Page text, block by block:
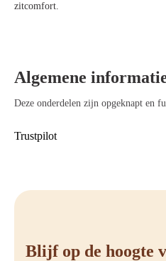
zitcomfort.
Algemene
Deze onderdelen zijn opgeknapt en
Trustpilot
Blijf op de hoogte